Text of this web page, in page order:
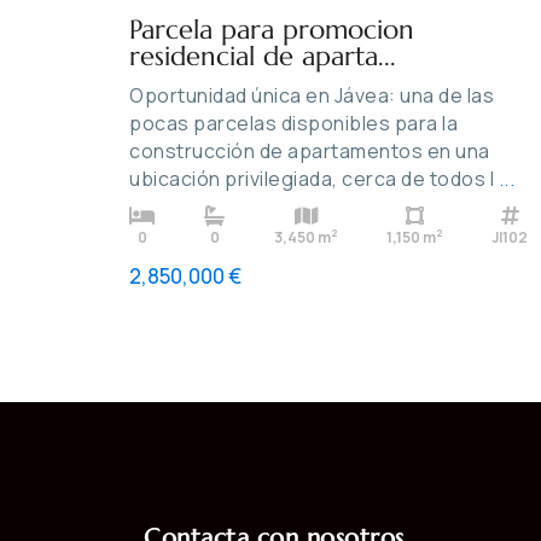
Parcela para promocion
residencial de aparta...
Oportunidad única en Jávea: una de las
pocas parcelas disponibles para la
construcción de apartamentos en una
ubicación privilegiada, cerca de todos l ...
0 0 3,450 m2 1,150 m2 JI102
2,850,000 €